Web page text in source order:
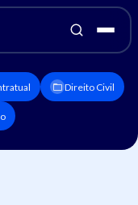
Direito Civil